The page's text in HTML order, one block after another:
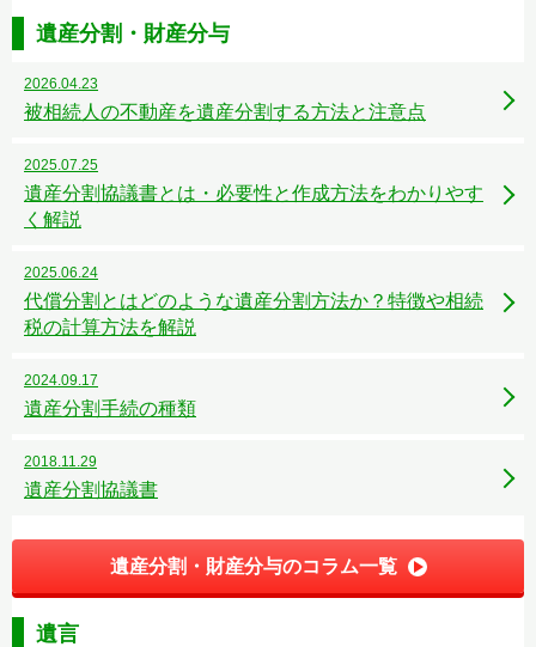
遺産分割・財産分与
2026.04.23
被相続人の不動産を遺産分割する方法と注意点
2025.07.25
遺産分割協議書とは・必要性と作成方法をわかりやす
く解説
2025.06.24
代償分割とはどのような遺産分割方法か？特徴や相続
税の計算方法を解説
2024.09.17
遺産分割手続の種類
2018.11.29
遺産分割協議書
遺産分割・財産分与のコラム一覧
遺言